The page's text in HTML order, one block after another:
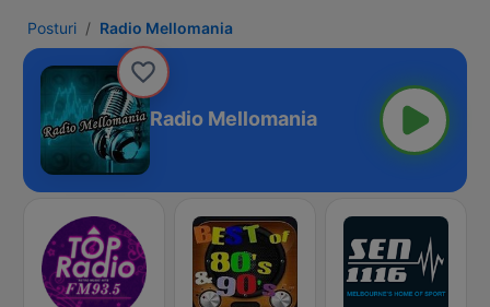
Posturi Radio Mellomania
Radio Mellomania